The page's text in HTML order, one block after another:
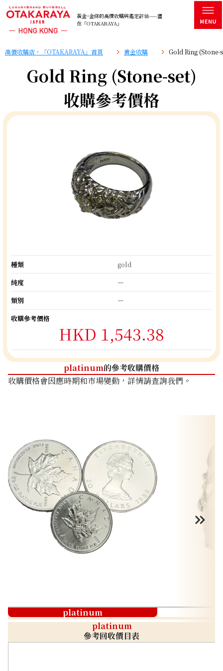
黃金･金條的高價收購與鑑定評估——盡
在「OTAKARAYA」
高價收購店・「OTAKARAYA」首頁 黄金收購 Gold Ring (Stone-
Gold Ring (Stone-set)
收購參考價格
種類
gold
純度
ー
類別
ー
收購參考價格
HKD 1,543.38
platinum的參考收購價格
收購價格會因應時期和市場變動，詳情請查詢我們。
platinum
platinum
參考回收價目表